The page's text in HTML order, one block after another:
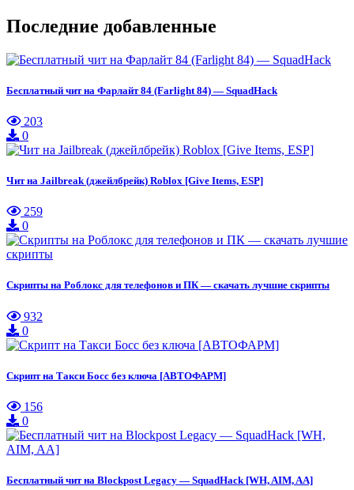
Последние добавленные
Бесплатный чит на Фарлайт 84 (Farlight 84) — SquadHack
203
0
Чит на Jailbreak (джейлбрейк) Roblox [Give Items, ESP]
259
0
Скрипты на Роблокс для телефонов и ПК — скачать лучшие скрипты
932
0
Скрипт на Такси Босс без ключа [АВТОФАРМ]
156
0
Бесплатный чит на Blockpost Legacy — SquadHack [WH, AIM, AA]